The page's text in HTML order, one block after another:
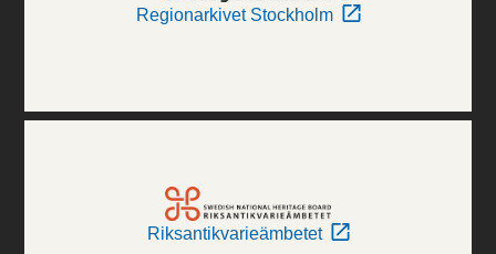
Regionarkivet Stockholm
Riksantikvarieämbetet